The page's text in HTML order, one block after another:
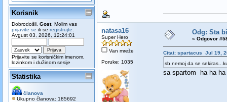
Korisnik
Dobrodošli, Gost. Molim vas
prijavite se ili se registrujte
Avgust 03, 2026, 12:24:01
Prijavite se korisničkim imenom,
lozinkom i dužinom sesije
Statistika
članova
Ukupno članova: 185692
natasa16
Super Hero
Van mreže
Poruke: 1035
Odg: Sta
« Odgovor
Citat: spartacus Jul 19,
sb,nemoj da se
sa spartom ha ha ha